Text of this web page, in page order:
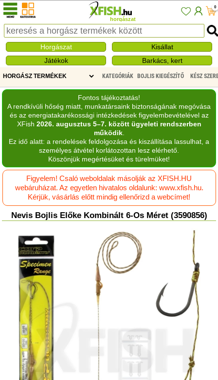
horgászat
0
Horgászat
Kisállat
Játékok
Barkács, kert
KATEGÓRIÁK BOJLIS KIEGÉSZÍTŐ KÉSZ
Fontos tájékoztatás!
A rendkívüli hőség miatt, munkatársaink biztonságának megóvása
és az energiatakarékossági intézkedések figyelembevételével az
XFish 2026. augusztus 5–7. között ügyeleti rendszerben
működik.
Ez idő alatt: a rendelések feldolgozása és kiszállítása lassulhat, a
személyes átvétel korlátozottan lesz elérhető.
Köszönjük megértésüket és türelmüket!
Figyelem! Csaló weboldalak másolják az XFISH.HU
webáruházat. Az egyetlen hivatalos oldalunk: www.xfish.hu.
Kérjük, vásárlás előtt mindig ellenőrizd a webcímet!
Nevis Bojlis Előke Kombinált 6-Os Méret (3590856)